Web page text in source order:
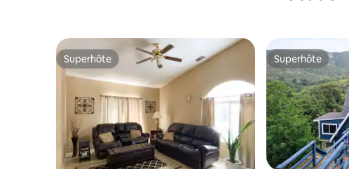
Superhôte
Superhôte Superhôte
Superhôte